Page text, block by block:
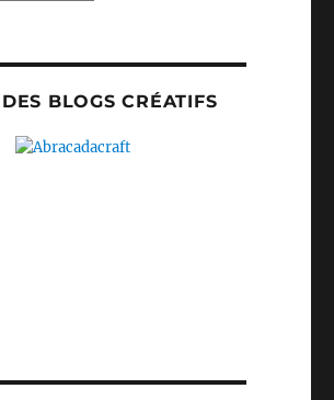
BLOGS CRÉATIFS